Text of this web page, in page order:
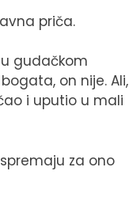
priča.
gudačkom
on nije. Ali,
i uputio u mali
za ono